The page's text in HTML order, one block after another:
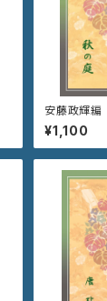
安藤政輝
《秋の庭》
¥1,100